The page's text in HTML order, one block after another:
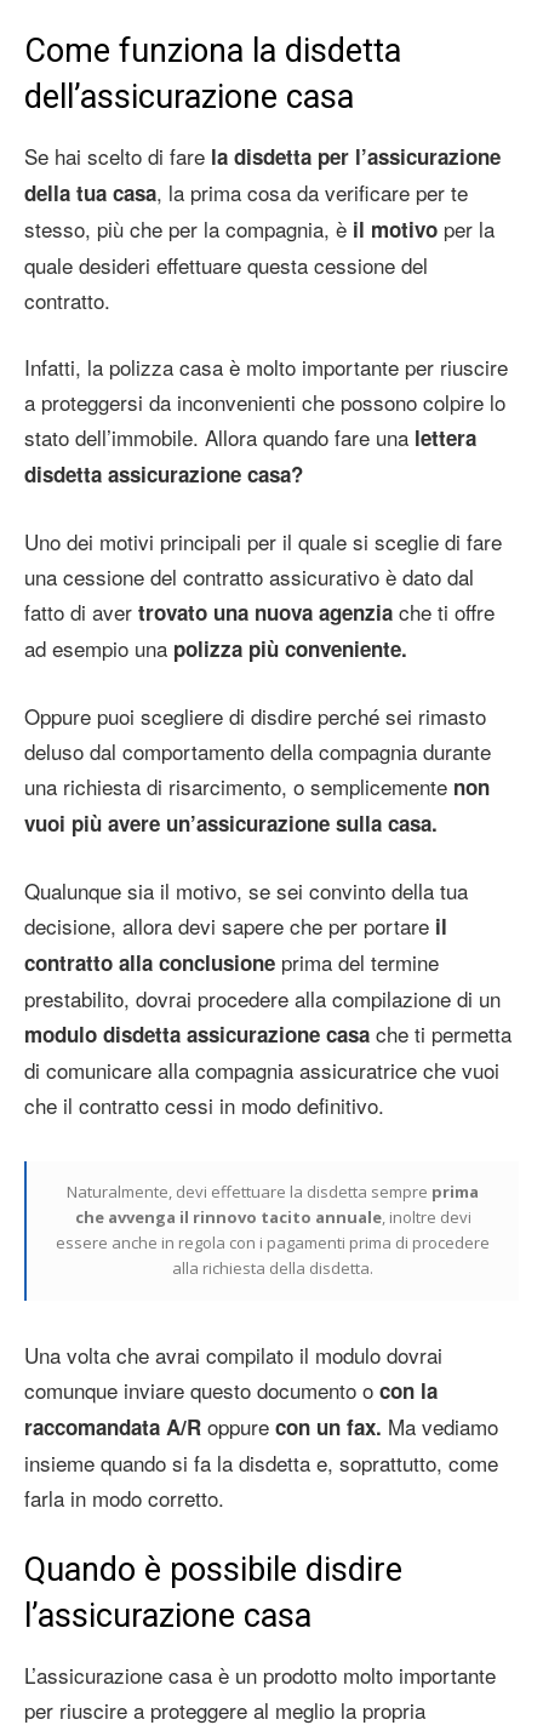
Come funziona la disdetta
dell’assicurazione casa
Se hai scelto di fare la disdetta per l’assicurazione
della tua casa, la prima cosa da verificare per te
stesso, più che per la compagnia, è il motivo per la
quale desideri effettuare questa cessione del
contratto.
Infatti, la polizza casa è molto importante per riuscire
a proteggersi da inconvenienti che possono colpire lo
stato dell’immobile. Allora quando fare una lettera
disdetta assicurazione casa?
Uno dei motivi principali per il quale si sceglie di fare
una cessione del contratto assicurativo è dato dal
fatto di aver trovato una nuova agenzia che ti offre
ad esempio una polizza più conveniente.
Oppure puoi scegliere di disdire perché sei rimasto
deluso dal comportamento della compagnia durante
una richiesta di risarcimento, o semplicemente non
vuoi più avere un’assicurazione sulla casa.
Qualunque sia il motivo, se sei convinto della tua
decisione, allora devi sapere che per portare il
contratto alla conclusione prima del termine
prestabilito, dovrai procedere alla compilazione di un
modulo disdetta assicurazione casa che ti permetta
di comunicare alla compagnia assicuratrice che vuoi
che il contratto cessi in modo definitivo.
Naturalmente, devi effettuare la disdetta sempre prima
che avvenga il rinnovo tacito annuale, inoltre devi
essere anche in regola con i pagamenti prima di procedere
alla richiesta della disdetta.
Una volta che avrai compilato il modulo dovrai
comunque inviare questo documento o con la
raccomandata A/R oppure con un fax. Ma vediamo
insieme quando si fa la disdetta e, soprattutto, come
farla in modo corretto.
Quando è possibile disdire
l’assicurazione casa
L’assicurazione casa è un prodotto molto importante
per riuscire a proteggere al meglio la propria